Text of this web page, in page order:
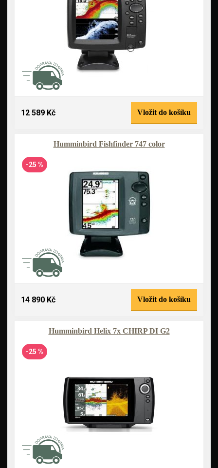
12 589 Kč Vložit do košíku
Humminbird Fishfinder 747 color
-25 %
14 890 Kč Vložit do košíku
Humminbird Helix 7x CHIRP DI G2
-25 %